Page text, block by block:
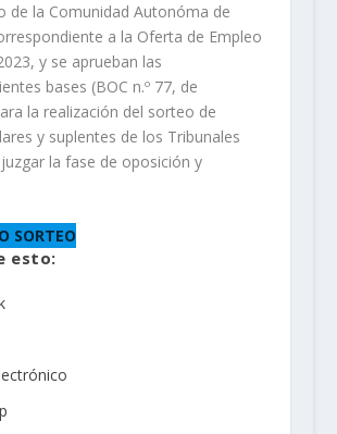
de la Comunidad Autonóma de
a la Oferta de Empleo
y se aprueban las
bases (BOC n.º 77, de
la realización del sorteo de
y suplentes de los Tribunales
la fase de oposición y
SORTEO
esto: